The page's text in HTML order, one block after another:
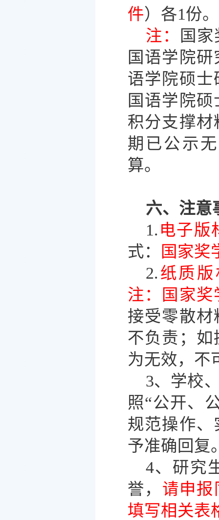
件）各1份。
注：
国
国语学院
语学院硕
国语学院
积分支撑
期已公示
算。
六、注意
1. 电子版
式：
国家奖
2.纸质
注：国家
接受零散
不负责；
为无效，不
3、学校
照“公开、
规范操作
予准确回复
4、研究
誉， 请申报
填写相关表